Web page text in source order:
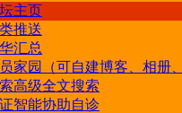
主页
推送
汇总
家园（可自建博客、相册
高级全文搜索
智能协助自诊